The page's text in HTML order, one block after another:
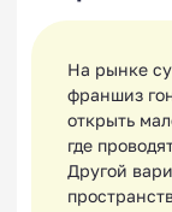
На рынке
франшиз
открыть
где
Другой